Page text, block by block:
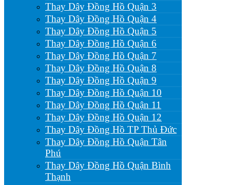
Thay Dây Đồng Hồ Quận 3
Thay Dây Đồng Hồ Quận 4
Thay Dây Đồng Hồ Quận 5
Thay Dây Đồng Hồ Quận 6
Thay Dây Đồng Hồ Quận 7
Thay Dây Đồng Hồ Quận 8
Thay Dây Đồng Hồ Quận 9
Thay Dây Đồng Hồ Quận 10
Thay Dây Đồng Hồ Quận 11
Thay Dây Đồng Hồ Quận 12
Thay Dây Đồng Hồ TP Thủ Đức
Thay Dây Đồng Hồ Quận Tân
Phú
Thay Dây Đồng Hồ Quận Bình
Thạnh